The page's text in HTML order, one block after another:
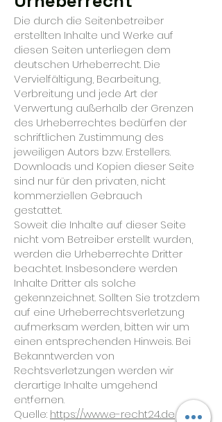
Die durch die Seitenbetreiber
erstellten Inhalte und Werke auf
diesen Seiten unterliegen dem
deutschen Urheberrecht. Die
Vervielfältigung, Bearbeitung,
Verbreitung und jede Art der
Verwertung außerhalb der Grenzen
des Urheberrechtes bedürfen der
schriftlichen Zustimmung des
jeweiligen Autors bzw. Erstellers.
Downloads und Kopien dieser Seite
sind nur für den privaten, nicht
kommerziellen Gebrauch
gestattet.
Soweit die Inhalte auf dieser Seite
nicht vom Betreiber erstellt wurden,
werden die Urheberrechte Dritter
beachtet. Insbesondere werden
Inhalte Dritter als solche
gekennzeichnet. Sollten Sie trotzdem
auf eine Urheberrechtsverletzung
aufmerksam werden, bitten wir um
einen entsprechenden Hinweis. Bei
Bekanntwerden von
Rechtsverletzungen werden wir
derartige Inhalte umgehend
entfernen.
Quelle: https://www.e-recht24.de